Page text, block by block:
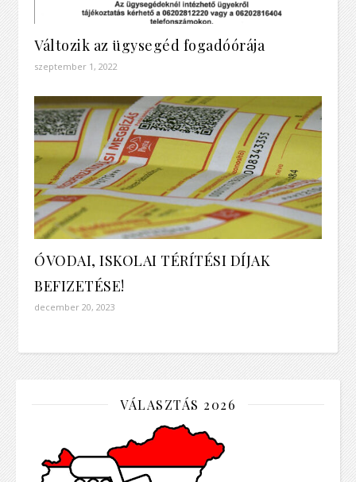
Változik az ügysegéd fogadóórája
szeptember 1, 2022
ÓVODAI, ISKOLAI TÉRÍTÉSI DÍJAK
BEFIZETÉSE!
december 20, 2023
VÁLASZTÁS 2026